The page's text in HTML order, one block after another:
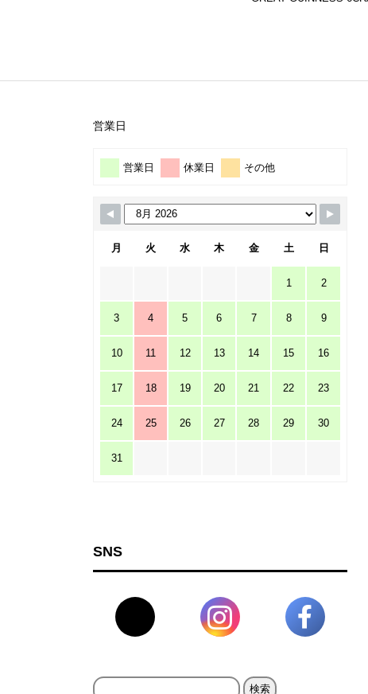
営業日
営業日 休業日 その他
月 火 水 木 金 土 日
1 2
3 4 5 6 7 8 9
10 11 12 13 14 15 16
17 18 19 20 21 22 23
24 25 26 27 28 29 30
31
SNS
検